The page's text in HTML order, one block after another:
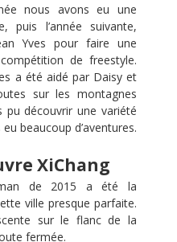
nous avons eu une
puis l’année suivante,
Yves pour faire une
de freestyle.
a été aidé par Daisy et
sur les montagnes
pu découvrir une variété
beaucoup d’aventures.
XiChang
de 2015 a été la
ville presque parfaite.
sur le flanc de la
fermée.